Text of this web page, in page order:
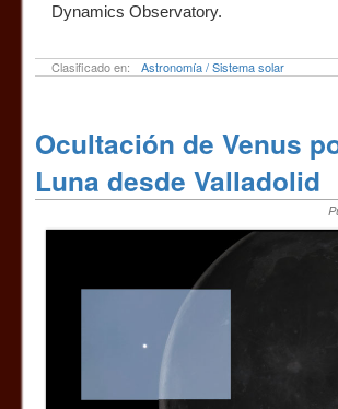
Dynamics Observatory.
Clasificado en: Astronomía / Sistema solar
Ocultación de Venus
Luna desde Valladolid